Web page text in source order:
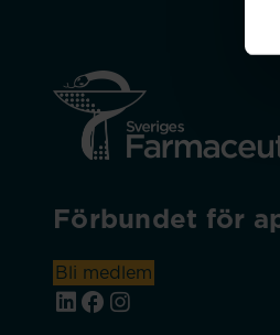
Förbundet för
Bli medlem